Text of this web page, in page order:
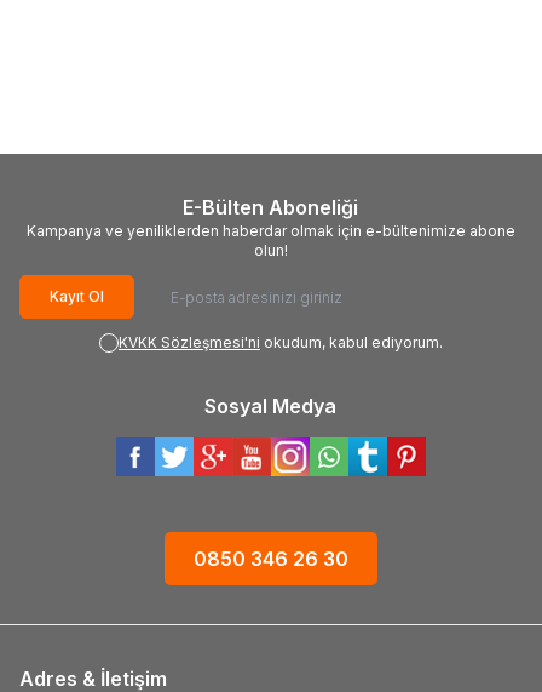
E-Bülten Aboneliği
Kampanya ve yeniliklerden haberdar olmak için e-bültenimize abone
olun!
Kayıt Ol
KVKK Sözleşmesi'ni okudum, kabul ediyorum.
Sosyal Medya
0850 346 26 30
Adres & İletişim